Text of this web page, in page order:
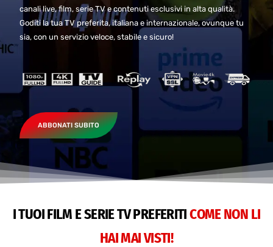
canali live, film, serie TV e contenuti esclusivi in alta qualità.
Goditi la tua TV preferita, italiana e internazionale, ovunque tu
sia, con un servizio veloce, stabile e sicuro!
ABBONATI SUBITO
I TUOI FILM E SERIE TV PREFERITICOME NON LI
HAI MAI VISTI!